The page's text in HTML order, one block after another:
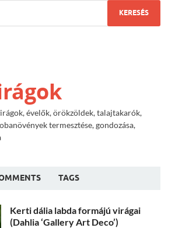
évelők, örökzöldek, talajtakarók,
termesztése, gondozása,
TAGS
Kerti dália labda formájú virágai
(Dahlia ‘Gallery Art Deco’)